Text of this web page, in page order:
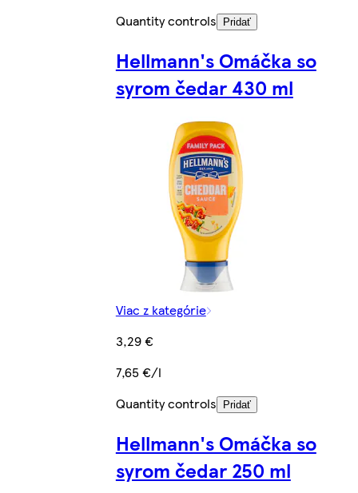
Quantity controls
Pridať
Hellmann's Omáčka so
syrom čedar 430 ml
Viac z kategórie
3,29 €
7,65 €/l
Quantity controls
Pridať
Hellmann's Omáčka so
syrom čedar 250 ml